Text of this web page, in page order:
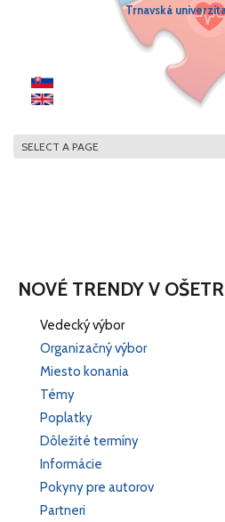
Trnavská
NOVÉ TRENDY V
Vedecký výbor
Organizačný výbor
Miesto konania
Témy
Poplatky
Dôležité termíny
Informácie
Pokyny pre autorov
Partneri